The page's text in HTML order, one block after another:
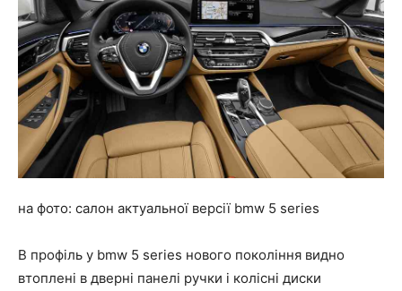
на фото: салон актуальної версії bmw 5 series
В профіль у bmw 5 series нового покоління видно
втоплені в дверні панелі ручки і колісні диски